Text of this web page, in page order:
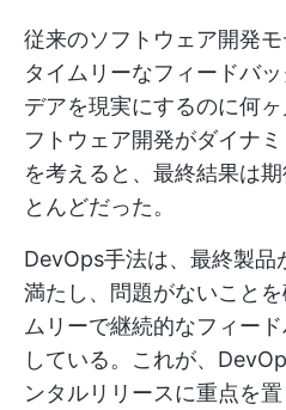
従来のソフトウェア開発モ
タイムリーなフィードバ
デアを現実にするのに何
フトウェア開発がダイナ
を考えると、最終結果は
とんどだった。
DevOps手法は、最終製品
満たし、問題がないこと
ムリーで継続的なフィー
している。これが、
ンタルリリースに重点を置